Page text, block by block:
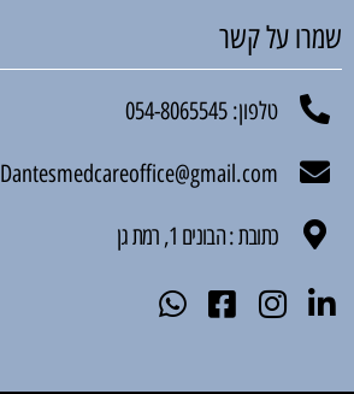
שמרו על קשר
טלפון: 054-8065545
Dantesmedcareoffice@gmail.com
כתובת : הבונים 1, רמת גן